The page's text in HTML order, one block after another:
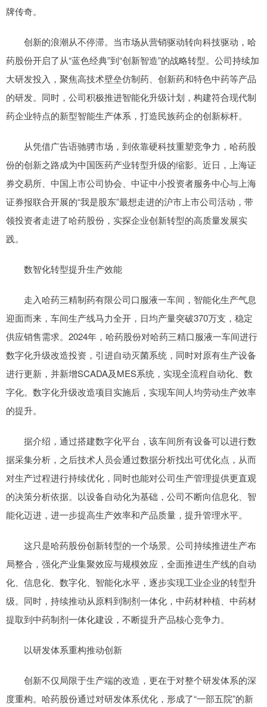
牌传奇。
创新的浪潮从不停滞。当市场从营销驱动转向科技驱动，哈
药股份开启了从“蓝色经典”到“创新智造”的战略转型。公司持续加
大研发投入，聚焦高技术壁垒仿制药、创新药和特色中药等产品
的研发。同时，公司积极推进智能化升级计划，构建符合现代制
药企业特点的新型智能生产体系，打造民族药企的创新标杆。
从凭借广告语驰骋市场，到依靠硬科技重塑竞争力，哈药股
份的创新之路成为中国医药产业转型升级的缩影。近日，上海证
券交易所、中国上市公司协会、中证中小投资者服务中心与上海
证券报联合开展的“我是股东”最想走进的沪市上市公司活动，带
领投资者走进了哈药股份，实探企业创新转型的高质量发展实
践。
数智化转型提升生产效能
走入哈药三精制药有限公司口服液一车间，智能化生产气息
迎面而来，车间生产线马力全开，日均产量突破370万支，稳定
供应销售需求。2024年，哈药股份对哈药三精口服液一车间进行
数字化升级改造投资，引进自动灭菌系统，同时对原有生产设备
进行更新，并新增SCADA及MES系统，实现全流程自动化、数
字化。数字化升级改造项目实施后，实现车间人均劳动生产效率
的提升。
据介绍，通过搭建数字化平台，该车间所有设备可以进行数
据采集分析，之后技术人员会通过数据分析找出可优化点，从而
对生产过程进行持续优化，同时也能对公司生产管理提供更直观
的决策分析依据。以设备自动化为基础，公司不断向信息化、智
能化迈进，进一步提高生产效率和产品质量，提升管理水平。
这只是哈药股份创新转型的一个场景。公司持续推进生产布
局整合，强化产业集聚效应与规模效应，全面推进生产线的自动
化、信息化、数字化、智能化水平，逐步实现工业企业的转型升
级。同时，持续推动从原料到制剂一体化，中药材种植、中药材
提取到中药制剂一体化建设，不断提升产品核心竞争力。
以研发体系重构推动创新
创新不仅局限于生产端的改造，更在于对整个研发体系的深
度重构。哈药股份通过对研发体系优化，形成了“一部五院”的新